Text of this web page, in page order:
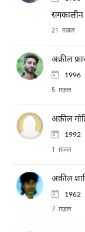
समकालीन
21 ग़ज़ल
अक़ील
1996
5 ग़ज़ल
अक़ील
1992
1 ग़ज़ल
अक़ील
1962
7 ग़ज़ल